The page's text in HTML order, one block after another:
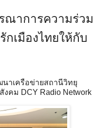
ณาการความร่วม
เมืองไทยให้กับ
นาเครือข่ายสถานีวิทยุ
งคม DCY Radio Network